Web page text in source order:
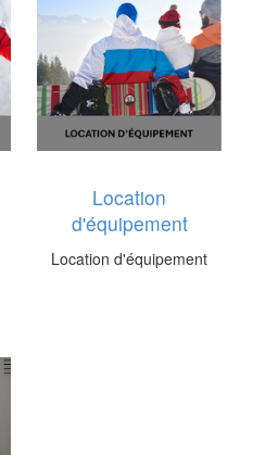
Location
d'équipement
Location d'équipement